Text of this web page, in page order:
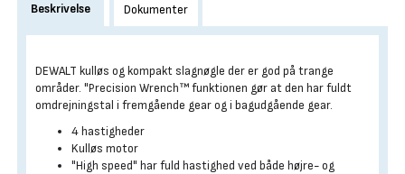
Beskrivelse Dokumenter
DEWALT kulløs og kompakt slagnøgle der er god på trange
områder. "Precision Wrench™ funktionen gør at den har fuldt
omdrejningstal i fremgående gear og i bagudgående gear.
4 hastigheder
Kulløs motor
"High speed" har fuld hastighed ved både højre- og